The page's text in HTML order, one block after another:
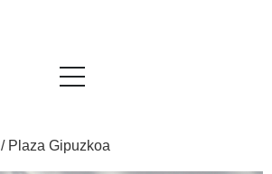
/ Plaza Gipuzkoa